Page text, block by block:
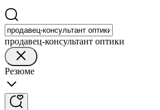
продавец-консультант оптики
Резюме